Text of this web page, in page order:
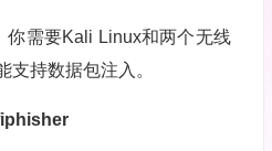
你需要Kali Linux和两个无线
支持数据包注入。